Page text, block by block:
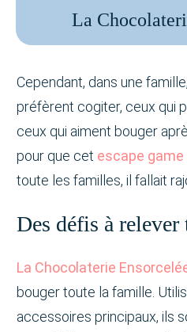
La
Cependant, dans une
préfèrent cogiter, ceux qui
ceux qui aiment bouger
pour que cet escape game
toute les familles, il fallait
Des défis à relever
La Chocolaterie
bouger toute la famille.
accessoires principaux, ils